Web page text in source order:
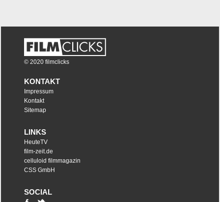
© 2020 filmclicks
KONTAKT
Impressum
Kontakt
Sitemap
LINKS
HeuteTV
film-zeit.de
celluloid filmmagazin
CSS GmbH
SOCIAL